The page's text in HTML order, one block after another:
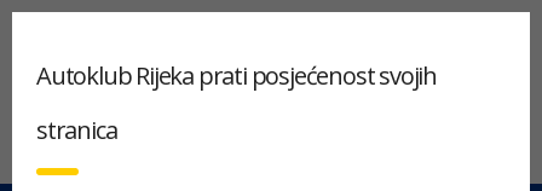
Autoklub Rijeka prati posjećenost svojih
stranica